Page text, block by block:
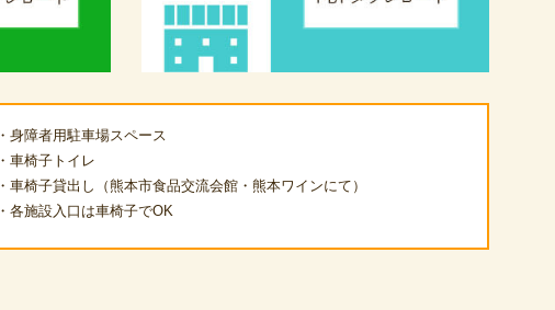
・身障者用駐車場スペース
・車椅子トイレ
・車椅子貸出し（熊本市食品交流会館・熊本ワインにて）
・各施設入口は車椅子でOK